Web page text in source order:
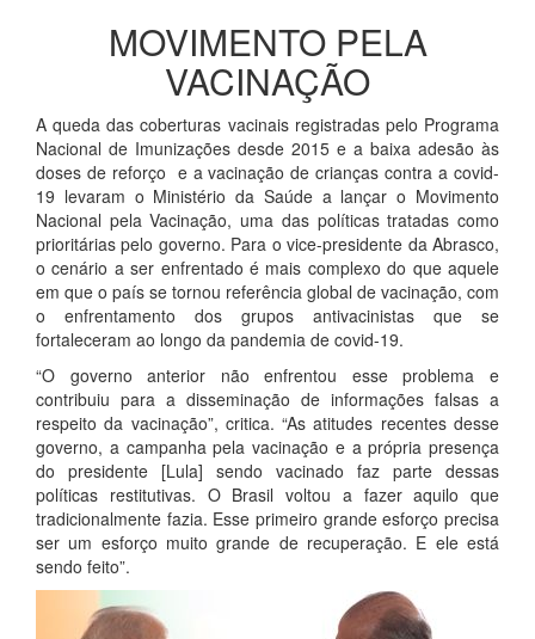
MOVIMENTO PELA
VACINAÇÃO
A queda das coberturas vacinais registradas pelo Programa
Nacional de Imunizações desde 2015 e a baixa adesão às
doses de reforço e a vacinação de crianças contra a covid-
19 levaram o Ministério da Saúde a lançar o Movimento
Nacional pela Vacinação, uma das políticas tratadas como
prioritárias pelo governo. Para o vice-presidente da Abrasco,
o cenário a ser enfrentado é mais complexo do que aquele
em que o país se tornou referência global de vacinação, com
o enfrentamento dos grupos antivacinistas que se
fortaleceram ao longo da pandemia de covid-19.
“O governo anterior não enfrentou esse problema e
contribuiu para a disseminação de informações falsas a
respeito da vacinação”, critica. “As atitudes recentes desse
governo, a campanha pela vacinação e a própria presença
do presidente [Lula] sendo vacinado faz parte dessas
políticas restitutivas. O Brasil voltou a fazer aquilo que
tradicionalmente fazia. Esse primeiro grande esforço precisa
ser um esforço muito grande de recuperação. E ele está
sendo feito”.